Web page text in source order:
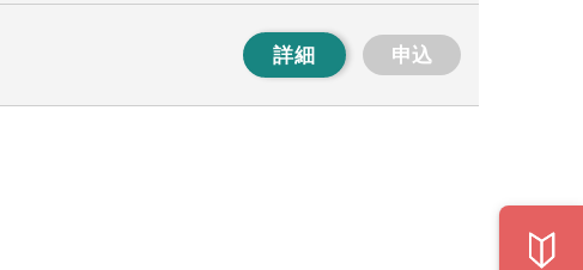
詳細 申込